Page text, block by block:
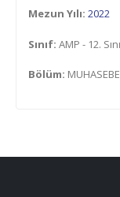
Mezun Yılı: 2022
Sınıf: AMP - 12.
Bölüm: